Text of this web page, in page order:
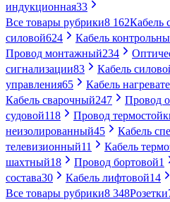
индукционная33
Все товары рубрики8 162Кабель
силовой624 Кабель
Провод монтажный234
сигнализации83 Кабель
управления65 Кабель
Кабель сварочный247 Провод
судовой118 Провод
неизолированный45 Кабель
телевизионный11 Кабель
шахтный18 Провод бортовой1
состава30 Кабель лифтовой14
Все товары рубрики8 348Розетки